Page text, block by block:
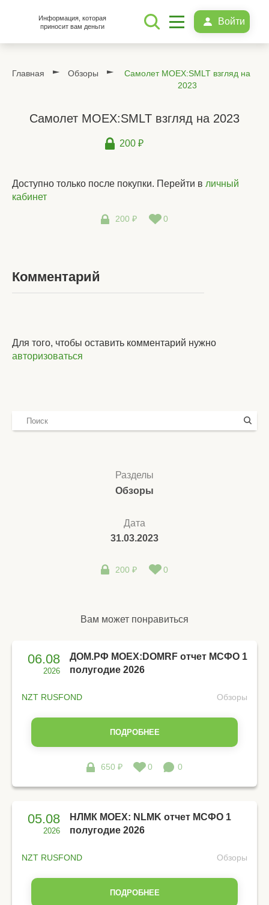
Информация, которая
приносит вам деньги
Войти
Главная Обзоры
Самолет MOEX:SMLT взгляд на
2023
Самолет MOEX:SMLT взгляд на 2023
200 ₽
Доступно только после покупки. Перейти в личный
кабинет
200 ₽ 0
Комментарий
Для того, чтобы оставить комментарий нужно
авторизоваться
Разделы
Обзоры
Дата
31.03.2023
200 ₽ 0
Вам может понравиться
06.08
2026
ДОМ.РФ MOEX:DOMRF отчет МСФО 1
полугодие 2026
NZT RUSFOND Обзоры
ПОДРОБНЕЕ
650 ₽ 0 0
05.08
2026
НЛМК MOEX: NLMK отчет МСФО 1
полугодие 2026
NZT RUSFOND Обзоры
ПОДРОБНЕЕ